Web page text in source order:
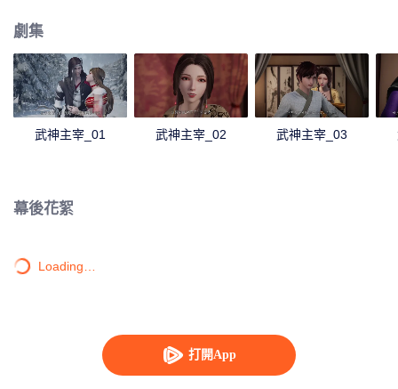
打開App
寫往日的強者神話，也為了守護自己所愛的一切，秦塵毅然決然扛起維護天下
五國的大任，再度踏上武道之路。
劇集
武神主宰_01 武神主宰_02 武神主宰_03
幕後花絮
Loading…